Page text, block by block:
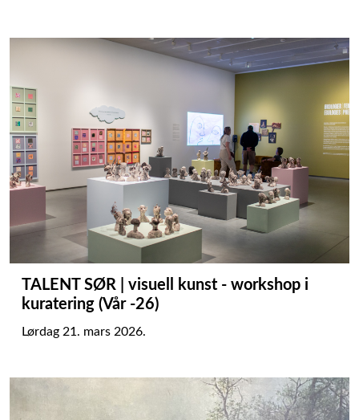
TALENT SØR | visuell kunst - workshop i
kuratering (Vår -26)
Lørdag 21. mars 2026.